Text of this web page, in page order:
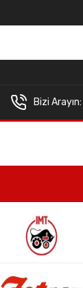
Bizi Arayın: